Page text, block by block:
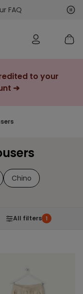
FAQ
to your
➔
Chino
All filters 1